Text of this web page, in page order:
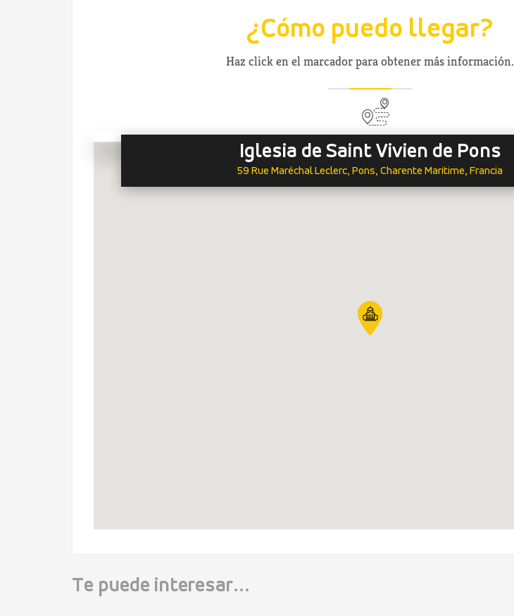
¿Cómo puedo llegar?
Haz click en el marcador para obtener más información.
Iglesia de Saint Vivien de Pons
59 Rue Maréchal Leclerc, Pons, Charente Maritime, Francia
Te puede interesar...